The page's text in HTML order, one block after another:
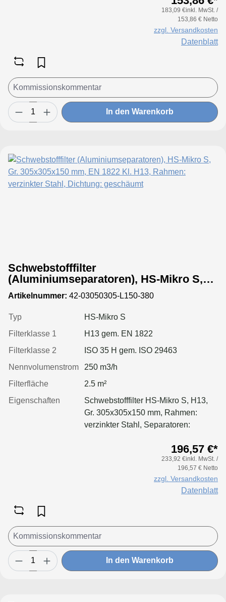
183,09 €inkl. MwSt. /
153,86 € Netto
zzgl. Versandkosten
Datenblatt
In den Warenkorb
Schwebstofffilter
(Aluminiumseparatoren), HS-Mikro S,
Gr. 305x305x150 mm, EN 1822 Kl. H13,
Rahmen: verzinkter Stahl, Dichtung:
geschäumt
Artikelnummer: 42-03050305-L150-380
Typ
HS-Mikro S
Filterklasse 1
H13 gem. EN 1822
Filterklasse 2
ISO 35 H gem. ISO 29463
Nennvolumenstrom
250 m3/h
Filterfläche
2.5 m²
Eigenschaften
Schwebstofffilter HS-Mikro S, H13,
Gr. 305x305x150 mm, Rahmen:
verzinkter Stahl, Separatoren:
196,57 €*
233,92 €inkl. MwSt. /
196,57 € Netto
zzgl. Versandkosten
Datenblatt
In den Warenkorb